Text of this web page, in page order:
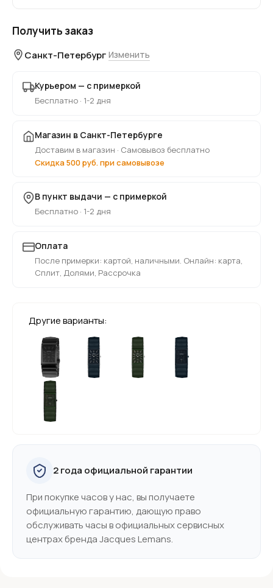
Получить заказ
Санкт-Петербург Изменить
Курьером — с примеркой
Бесплатно · 1-2 дня
Магазин в Санкт-Петербурге
Доставим в магазин · Самовывоз бесплатно
Скидка 500 руб. при самовывозе
В пункт выдачи — с примеркой
Бесплатно · 1-2 дня
Оплата
После примерки: картой, наличными. Онлайн: карта,
Сплит, Долями, Рассрочка
Другие варианты:
2 года официальной гарантии
При покупке часов у нас, вы получаете
официальную гарантию, дающую право
обслуживать часы в официальных сервисных
центрах бренда Jacques Lemans.